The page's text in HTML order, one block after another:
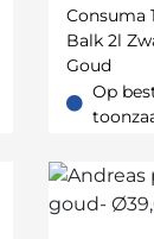
Consuma
Balk 2l
Goud
Op
Op